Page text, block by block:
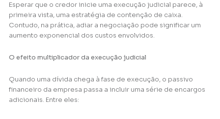
Esperar que o credor inicie uma execução judicial parece, à
primeira vista, uma estratégia de contenção de caixa.
Contudo, na prática, adiar a negociação pode significar um
aumento exponencial dos custos envolvidos.
O efeito multiplicador da execução judicial
Quando uma dívida chega à fase de execução, o passivo
financeiro da empresa passa a incluir uma série de encargos
adicionais. Entre eles: